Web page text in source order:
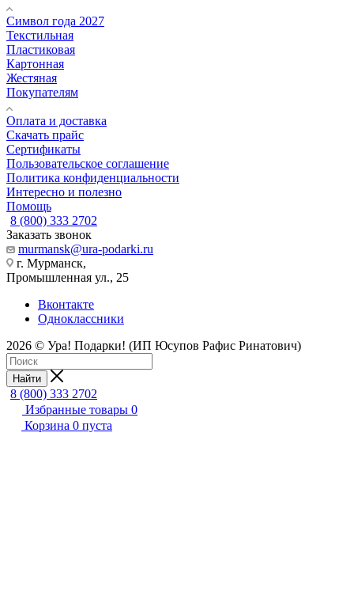
Символ года 2027
Текстильная
Пластиковая
Картонная
Жестяная
Покупателям
Оплата и доставка
Скачать прайс
Сертификаты
Пользовательское соглашение
Политика конфиденциальности
Интересно и полезно
Помощь
8 (800) 333 2702
Заказать звонок
murmansk@ura-podarki.ru
г. Мурманск,
Промышленная ул., 25
Вконтакте
Одноклассники
2026 © Ура! Подарки! (ИП Юсупов Рафис Ринатович)
Найти
8 (800) 333 2702
Избранные товары 0
Корзина 0 пуста